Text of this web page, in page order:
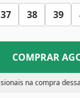
37 38 39
COMPRAR
na compra